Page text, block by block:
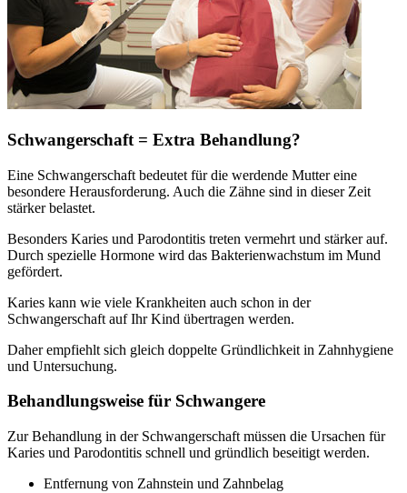
Schwangerschaft = Extra Behandlung?
Eine Schwangerschaft bedeutet für die werdende Mutter eine
besondere Herausforderung. Auch die Zähne sind in dieser Zeit
stärker belastet.
Besonders Karies und Parodontitis treten vermehrt und stärker auf.
Durch spezielle Hormone wird das Bakterienwachstum im Mund
gefördert.
Karies kann wie viele Krankheiten auch schon in der
Schwangerschaft auf Ihr Kind übertragen werden.
Daher empfiehlt sich gleich doppelte Gründlichkeit in Zahnhygiene
und Untersuchung.
Behandlungsweise für Schwangere
Zur Behandlung in der Schwangerschaft müssen die Ursachen für
Karies und Parodontitis schnell und gründlich beseitigt werden.
Entfernung von Zahnstein und Zahnbelag